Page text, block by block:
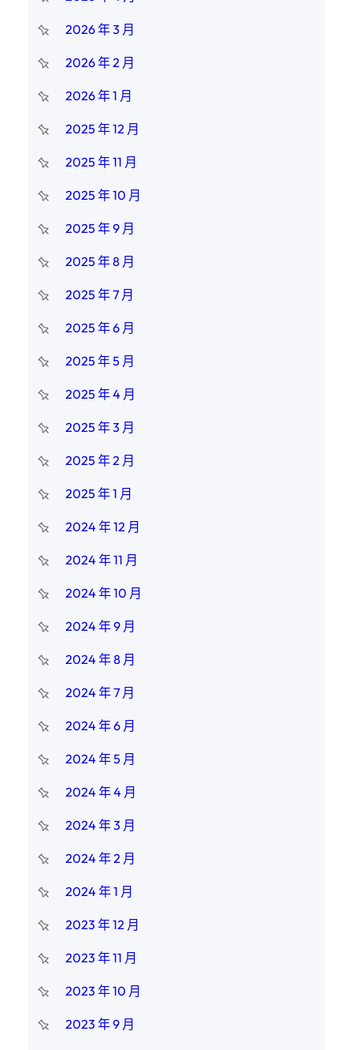
2026 年 3 月
2026 年 2 月
2026 年 1 月
2025 年 12 月
2025 年 11 月
2025 年 10 月
2025 年 9 月
2025 年 8 月
2025 年 7 月
2025 年 6 月
2025 年 5 月
2025 年 4 月
2025 年 3 月
2025 年 2 月
2025 年 1 月
2024 年 12 月
2024 年 11 月
2024 年 10 月
2024 年 9 月
2024 年 8 月
2024 年 7 月
2024 年 6 月
2024 年 5 月
2024 年 4 月
2024 年 3 月
2024 年 2 月
2024 年 1 月
2023 年 12 月
2023 年 11 月
2023 年 10 月
2023 年 9 月